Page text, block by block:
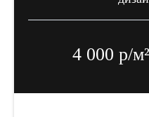
4 000 р/